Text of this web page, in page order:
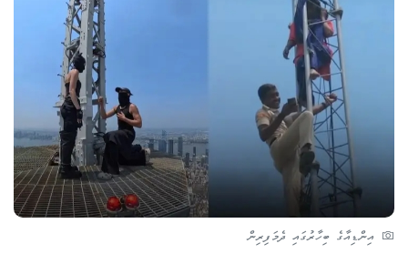
އިންޑިއާގެ ބިހާރުގައި ދެމަފިރިން